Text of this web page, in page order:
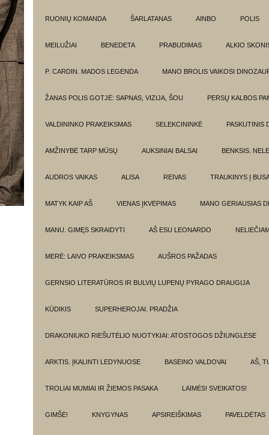
RUONIŲ KOMANDA ŠARLATANAS AINBO POLIS
MEILUŽIAI BENEDETA PRABUDIMAS ALKIO
P. CARDIN. MADOS LEGENDA MANO BROLIS VAIKOSI
ŽANAS POLIS GOTJĖ: SAPNAS, VIZIJA, ŠOU PERSŲ KALBOS
VALDININKO PRAKEIKSMAS SELEKCININKĖ PASKUTINIS
AMŽINYBĖ TARP MŪSŲ AUKSINIAI BALSAI BENKSIS.
AUDROS VAIKAS ALISA REIVAS TRAUKINYS Į
MATYK KAIP AŠ VIENAS ĮKVĖPIMAS MANO GERIAUSIAS
MANU. GIMĘS SKRAIDYTI AŠ ESU LEONARDO
MERĖ: LAIVO PRAKEIKSMAS AUŠROS PAŽADAS
GERNSIO LITERATŪROS IR BULVIŲ LUPENŲ PYRAGO DRAUGIJA
KŪDIKIS SUPERHEROJAI. PRADŽIA
DRAKONIUKO RIEŠUTĖLIO NUOTYKIAI: ATOSTOGOS DŽIUNGLĖSE
ARKTIS. ĮKALINTI LEDYNUOSE BASEINO VALDOVAI AŠ,
TROLIAI MUMIAI IR ŽIEMOS PASAKA LAIMĖS! SVEIKATOS!
GIMŠĖ! KNYGYNAS APSIREIŠKIMAS PAVELDĖTAS